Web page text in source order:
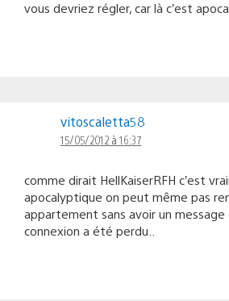
vous devriez régler, car là c’est
vitoscaletta58
15/05/2012 à 16:37
comme dirait HellKaiserRFH c’est
apocalyptique on peut même pas
appartement sans avoir un message
connexion a été perdu..